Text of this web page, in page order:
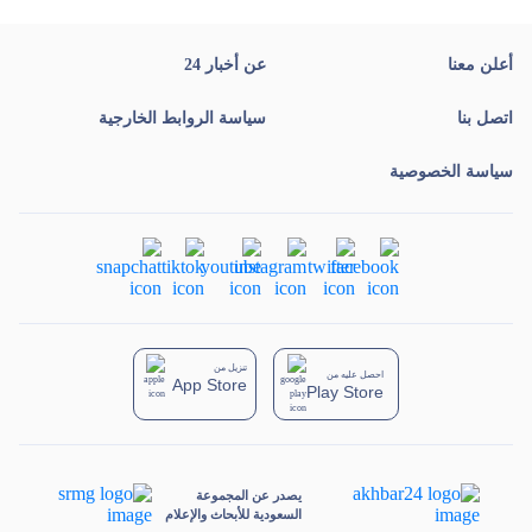
يصدر عن المجموعة
السعودية للأبحاث والإعلام
أعلن معنا عن أخبار 24
اتصل بنا سياسة الروابط الخارجية
سياسة الخصوصية
تنزيل من
App Store
احصل عليه من
Play Store